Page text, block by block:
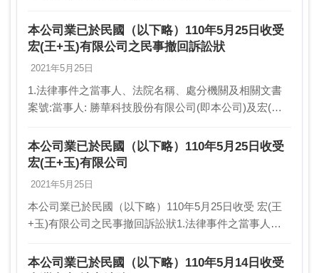
勝華科技股份有限公司（以下簡稱勝華公司）…
本公司業已於民國（以下略）110年5月25日收受
宏(王+玉)有限公司之民事撤回訴訟狀
2021年5月25日
1.法律事件之當事人、法院名稱、處分機關及相關文書
案號:當事人: 勝華科技股份有限公司(即本公司)及宏(王
事撤回訴訟狀案號:109年度重訴字第…
本公司業已於民國（以下略）110年5月25日收受
宏(王+玉)有限公司
2021年5月25日
本公司業已於民國（以下略）110年5月25日收受 宏(王
+玉)有限公司之民事撤回訴訟狀1.法律事件之當事人、
股份有限公司(即本公司)及宏(王+玉)…
本公司業已於民國（以下略）110年5月14日收受